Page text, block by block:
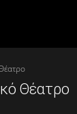
Θέατρο